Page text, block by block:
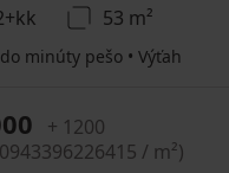
53 m²
minúty pešo • Výťah
+ 1200
/ m²)